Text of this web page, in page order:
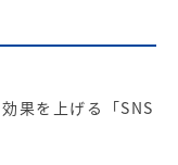
果を上げる「SNS